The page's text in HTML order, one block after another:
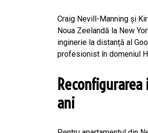
Craig Nevill-Manning și
Noua Zeelandă la New
inginerie la distanță al
profesionist în domeniul
ani